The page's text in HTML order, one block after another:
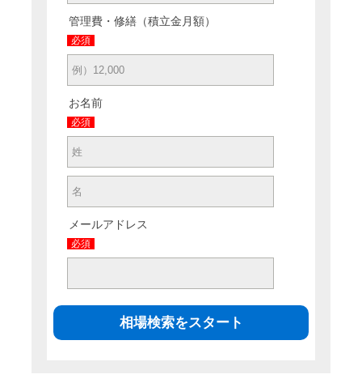
管理費・修繕（積立金月額）
必須
お名前
必須
メールアドレス
必須